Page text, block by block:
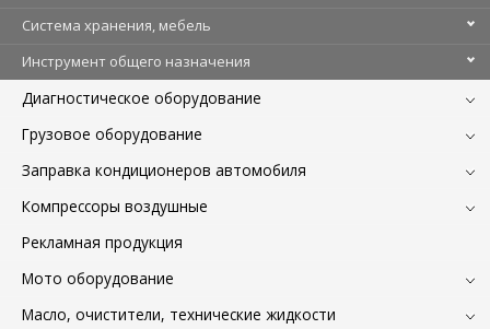
Система хранения, мебель
Инструмент общего назначения
Диагностическое оборудование
Грузовое оборудование
Заправка кондиционеров автомобиля
Компрессоры воздушные
Рекламная продукция
Мото оборудование
Масло, очистители, технические жидкости